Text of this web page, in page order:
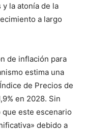
la atonía de la
a largo
de inflación para
estima una
de Precios de
en 2028. Sin
este escenario
debido a